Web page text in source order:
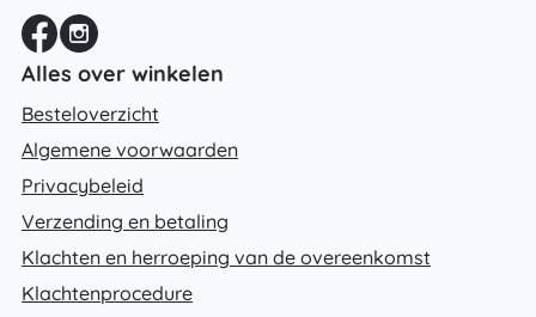
Alles over winkelen
Besteloverzicht
Algemene voorwaarden
Privacybeleid
Verzending en betaling
Klachten en herroeping van de overeenkomst
Klachtenprocedure